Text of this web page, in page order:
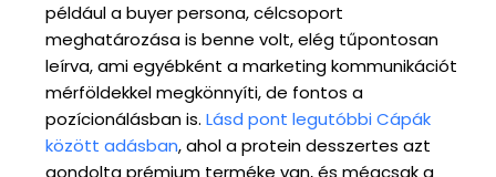
például a buyer persona, célcsoport
meghatározása is benne volt, elég tűpontosan
leírva, ami egyébként a marketing kommunikációt
mérföldekkel megkönnyíti, de fontos a
pozícionálásban is. Lásd pont legutóbbi Cápák
között adásban, ahol a protein desszertes azt